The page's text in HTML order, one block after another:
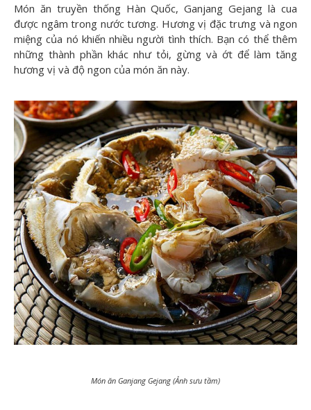
Món ăn truyền thống Hàn Quốc, Ganjang Gejang là cua
được ngâm trong nước tương. Hương vị đặc trưng và ngon
miệng của nó khiến nhiều người tình thích. Bạn có thể thêm
những thành phần khác như tỏi, gừng và ớt để làm tăng
hương vị và độ ngon của món ăn này.
Món ăn Ganjang Gejang (Ảnh sưu tầm)